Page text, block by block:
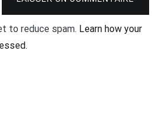
to reduce spam. Learn how your